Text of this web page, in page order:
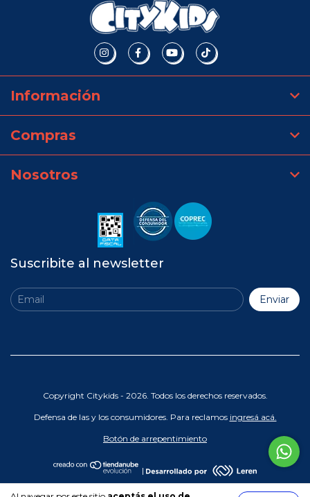
Información
Compras
Nosotros
Suscribite al newsletter
Copyright Citykids - 2026. Todos los derechos reservados.
Defensa de las y los consumidores. Para reclamos ingresá acá.
Botón de arrepentimiento
|